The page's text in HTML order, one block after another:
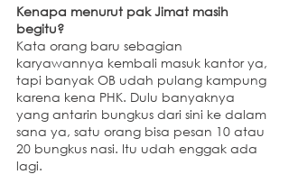
Kenapa menurut pak Jimat masih
begitu?
Kata orang baru sebagian
karyawannya kembali masuk kantor ya,
tapi banyak OB udah pulang kampung
karena kena PHK. Dulu banyaknya
yang antarin bungkus dari sini ke dalam
sana ya, satu orang bisa pesan 10 atau
20 bungkus nasi. Itu udah enggak ada
lagi.